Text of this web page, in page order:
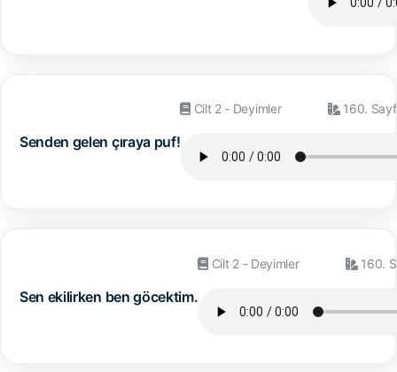
Senden gelen çıraya puf!
Cilt 2 - Deyimler 160.
Sen ekilirken ben göcektim.
Cilt 2 - Deyimler 160.